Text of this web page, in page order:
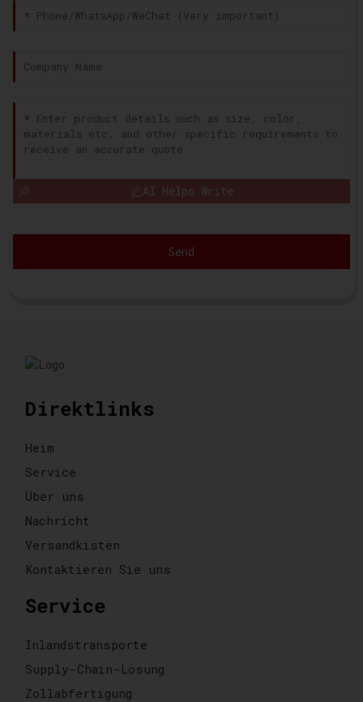
AI Helps Write
Send
Direktlinks
Heim
Service
Über uns
Nachricht
Versandkisten
Kontaktieren Sie uns
Service
Inlandstransporte
Supply-Chain-Lösung
Zollabfertigung